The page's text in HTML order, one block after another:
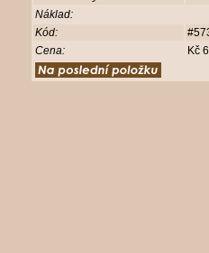
Náklad:
Kód:
Cena:
Kč